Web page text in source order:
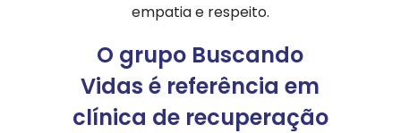
empatia e respeito.
O grupo Buscando
Vidas é referência em
clínica de recuperação